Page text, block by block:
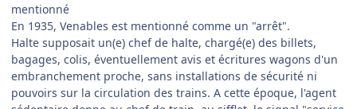
mentionné
En 1935, Venables est mentionné comme un "arrêt".
Halte supposait un(e) chef de halte, chargé(e) des billets,
bagages, colis, éventuellement avis et écritures wagons d'un
embranchement proche, sans installations de sécurité ni
pouvoirs sur la circulation des trains. A cette époque, l'agent